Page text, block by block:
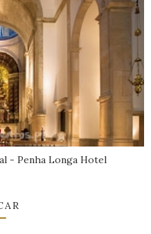
- Penha Longa Hotel